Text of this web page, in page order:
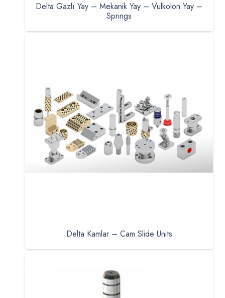
Delta Gazlı Yay – Mekanik Yay – Vulkolon Yay –
Springs
Delta Kamlar – Cam Slide Units